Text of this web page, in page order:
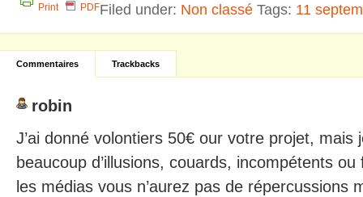
Print PDFFiled under: Non classé Tags: 11
Commentaires Trackbacks
robin
J’ai donné volontiers 50€ our votre projet, mais
beaucoup d’illusions, couards, incompétents
les médias vous n’aurez pas de répercussions